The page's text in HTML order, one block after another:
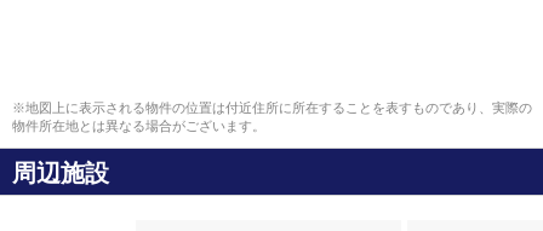
※地図上に表示される物件の位置は付近住所に所在することを表すものであり、実際の
物件所在地とは異なる場合がございます。
周辺施設